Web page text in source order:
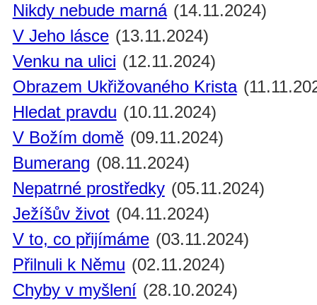
Nikdy nebude marná (14.11.2024)
V Jeho lásce (13.11.2024)
Venku na ulici (12.11.2024)
Obrazem Ukřižovaného Krista
Hledat pravdu (10.11.2024)
V Božím domě (09.11.2024)
Bumerang (08.11.2024)
Nepatrné prostředky (05.11.2024)
Ježíšův život (04.11.2024)
V to, co přijímáme (03.11.2024)
Přilnuli k Němu (02.11.2024)
Chyby v myšlení (28.10.2024)